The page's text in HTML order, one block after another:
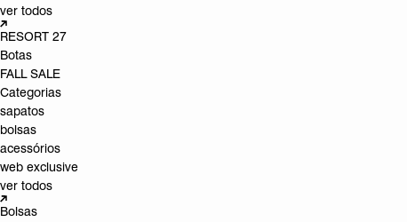
ver todos
RESORT 27
Botas
FALL SALE
Categorias
sapatos
bolsas
acessórios
web exclusive
ver todos
Bolsas